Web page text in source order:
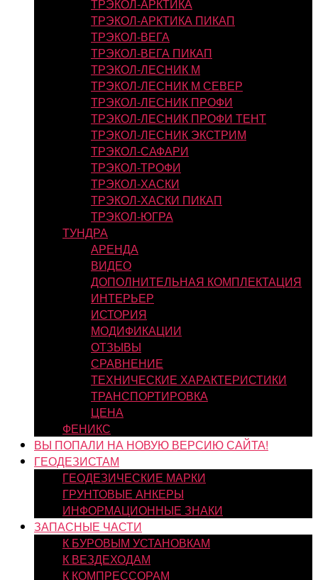
ТРЭКОЛ-АРКТИКА
ТРЭКОЛ-АРКТИКА ПИКАП
ТРЭКОЛ-ВЕГА
ТРЭКОЛ-ВЕГА ПИКАП
ТРЭКОЛ-ЛЕСНИК М
ТРЭКОЛ-ЛЕСНИК М СЕВЕР
ТРЭКОЛ-ЛЕСНИК ПРОФИ
ТРЭКОЛ-ЛЕСНИК ПРОФИ ТЕНТ
ТРЭКОЛ-ЛЕСНИК ЭКСТРИМ
ТРЭКОЛ-САФАРИ
ТРЭКОЛ-ТРОФИ
ТРЭКОЛ-ХАСКИ
ТРЭКОЛ-ХАСКИ ПИКАП
ТРЭКОЛ-ЮГРА
ТУНДРА
АРЕНДА
ВИДЕО
ДОПОЛНИТЕЛЬНАЯ КОМПЛЕКТАЦИЯ
ИНТЕРЬЕР
ИСТОРИЯ
МОДИФИКАЦИИ
ОТЗЫВЫ
СРАВНЕНИЕ
ТЕХНИЧЕСКИЕ ХАРАКТЕРИСТИКИ
ТРАНСПОРТИРОВКА
ЦЕНА
ФЕНИКС
ВЫ ПОПАЛИ НА НОВУЮ ВЕРСИЮ САЙТА!
ГЕОДЕЗИСТАМ
ГЕОДЕЗИЧЕСКИЕ МАРКИ
ГРУНТОВЫЕ АНКЕРЫ
ИНФОРМАЦИОННЫЕ ЗНАКИ
ЗАПАСНЫЕ ЧАСТИ
К БУРОВЫМ УСТАНОВКАМ
К ВЕЗДЕХОДАМ
К КОМПРЕССОРАМ